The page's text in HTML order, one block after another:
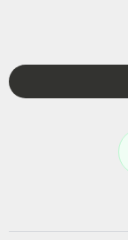
רוכסן הנמצא